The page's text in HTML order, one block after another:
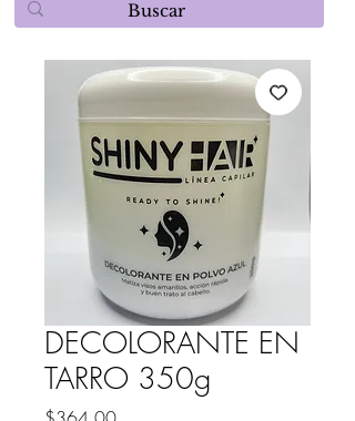
DECOLORANTE EN
TARRO 350g